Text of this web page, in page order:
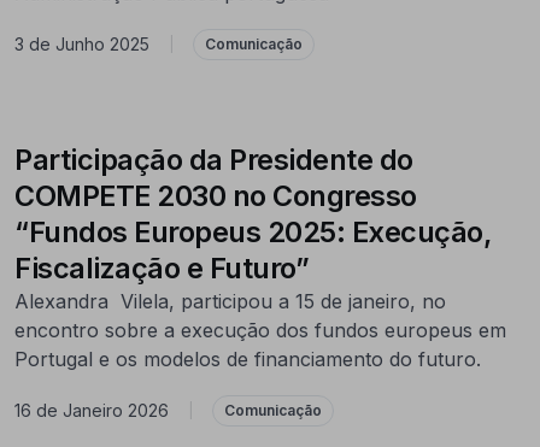
3 de Junho 2025 Comunicação
Participação da Presidente do
COMPETE 2030 no Congresso
“Fundos Europeus 2025: Execução,
Fiscalização e Futuro”
Alexandra Vilela, participou a 15 de janeiro, no
encontro sobre a execução dos fundos europeus em
Portugal e os modelos de financiamento do futuro.
16 de Janeiro 2026 Comunicação